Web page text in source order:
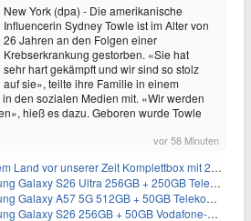
New York (dpa) - Die amerikanische
Influencerin Sydney Towle ist im Alter von
26 Jahren an den Folgen einer
Krebserkrankung gestorben. «Sie hat
sehr hart gekämpft und wir sind so stolz
auf sie», teilte ihre Familie in einem
den sozialen Medien mit. «Wir werden
hieß es dazu. Geboren wurde Towle
vor 58 Minuten
vor unserer Zeit Komplettbox mit 27 DVDs für 59,49€
S26 Ultra 256GB + 250GB Telekom-Netz für 34€/Monat (effektiv 5,42€/Monat)
A57 5G 512GB + 50GB Telekom-Netz für 20€/Monat (effektiv 3,33€/Monat)
S26 256GB + 50GB Vodafone-Netz für 19,99€/Monat (effektiv 1,26€/Monat)